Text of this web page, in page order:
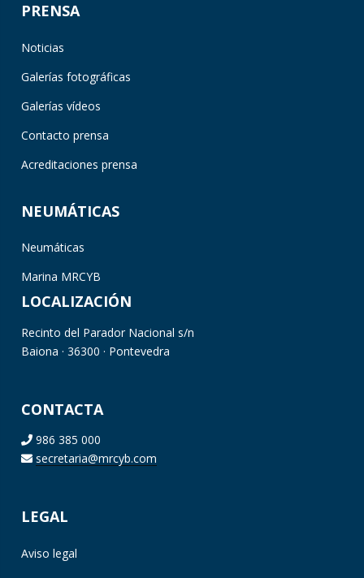
PRENSA
Noticias
Galerías fotográficas
Galerías vídeos
Contacto prensa
Acreditaciones prensa
NEUMÁTICAS
Neumáticas
Marina MRCYB
LOCALIZACIÓN
Recinto del Parador Nacional s/n
Baiona · 36300 · Pontevedra
CONTACTA
986 385 000
secretaria@mrcyb.com
LEGAL
Aviso legal